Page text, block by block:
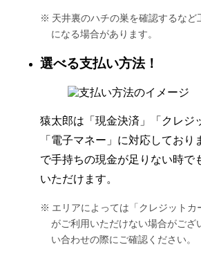
天井裏のハチの巣を確認するなど
になる場合があります。
選べる支払い方法！
猿太郎は「現金決済」「クレジ
「電子マネー」に対応してお
で手持ちの現金が足りない時で
いただけます。
エリアによっては「クレジットカ
がご利用いただけない場合がござ
い合わせの際にご確認ください。